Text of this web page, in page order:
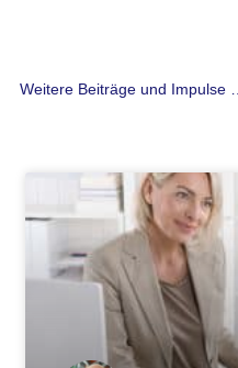
Weitere Beiträge und Impulse …
SeiteSeiteSeite
Seite Seite Seite
Seite Seite Seite